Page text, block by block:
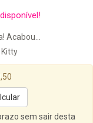
Acabou...
Kitty
sem sair desta